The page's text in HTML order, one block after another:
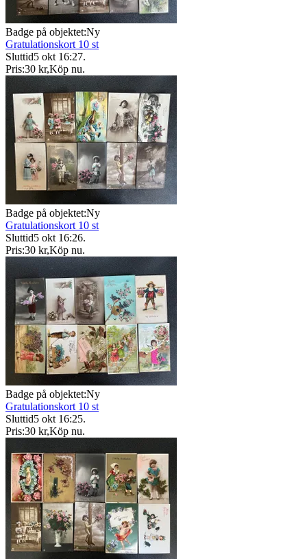
Badge på objektet:Ny
Gratulationskort 10 st
Sluttid5 okt 16:27.
Pris:30 kr,Köp nu.
Badge på objektet:Ny
Gratulationskort 10 st
Sluttid5 okt 16:26.
Pris:30 kr,Köp nu.
Badge på objektet:Ny
Gratulationskort 10 st
Sluttid5 okt 16:25.
Pris:30 kr,Köp nu.